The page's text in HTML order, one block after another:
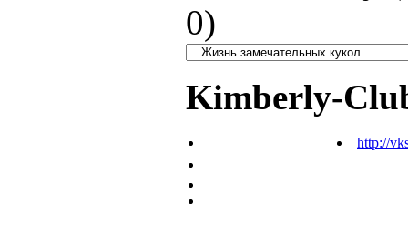
0)
Kimberly-
http://